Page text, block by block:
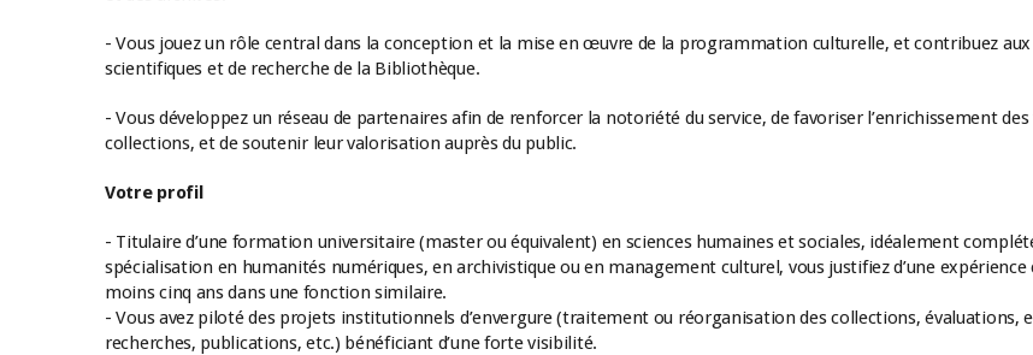
- Vous jouez un rôle central dans la conception et la mise en œuvre de la programmation culturelle, et contribuez
scientifiques et de recherche de la Bibliothèque.
- Vous développez un réseau de partenaires afin de renforcer la notoriété du service, de favoriser l’enrichissement
collections, et de soutenir leur valorisation auprès du public.
Votre profil
- Titulaire d’une formation universitaire (master ou équivalent) en sciences humaines et sociales, idéalement
spécialisation en humanités numériques, en archivistique ou en management culturel, vous justifiez d’une expérience
moins cinq ans dans une fonction similaire.
- Vous avez piloté des projets institutionnels d’envergure (traitement ou réorganisation des collections, évaluations,
recherches, publications, etc.) bénéficiant d’une forte visibilité.